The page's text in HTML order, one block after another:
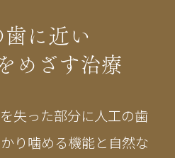
歯に近い
めざす治療
失った部分に人工の歯
り噛める機能と自然な